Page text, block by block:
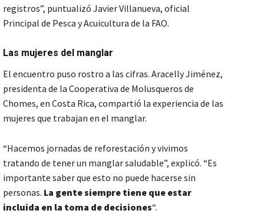
registros”, puntualizó Javier Villanueva, oficial
Principal de Pesca y Acuicultura de la FAO.
Las mujeres del manglar
El encuentro puso rostro a las cifras. Aracelly Jiménez,
presidenta de la Cooperativa de Molusqueros de
Chomes, en Costa Rica, compartió la experiencia de las
mujeres que trabajan en el manglar.
“Hacemos jornadas de reforestación y vivimos
tratando de tener un manglar saludable”, explicó. “Es
importante saber que esto no puede hacerse sin
personas. La gente siempre tiene que estar
incluida en la toma de decisiones“.